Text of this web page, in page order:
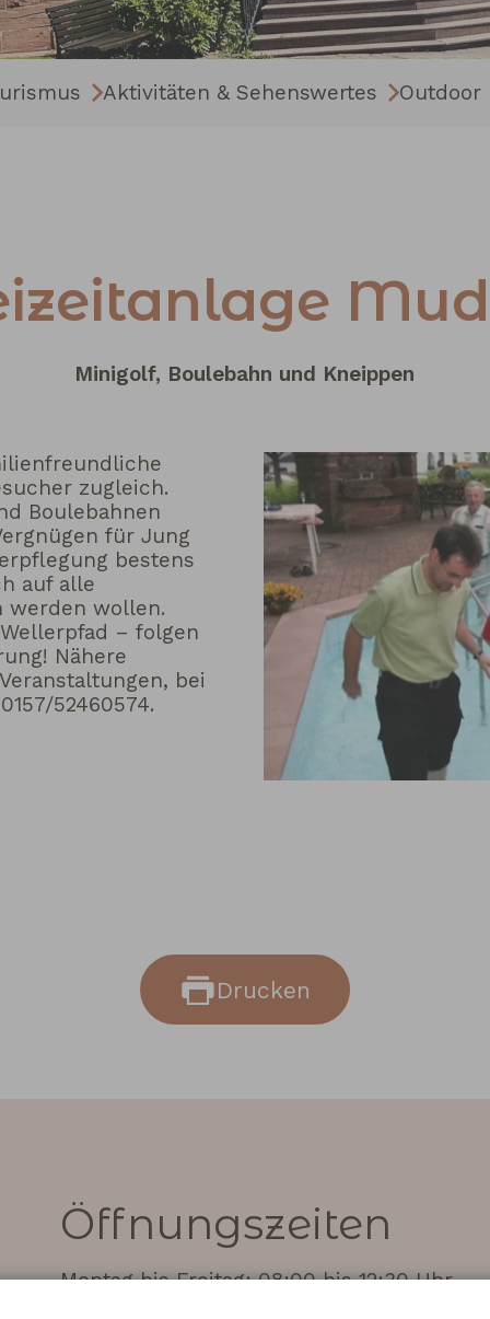
Aktivitäten & Sehenswertes Outdoor
Minigolf, Boulebahn und Kneippen
zugleich.
Boulebahnen
für Jung
bestens
auf alle
werden wollen.
– folgen
Nähere
bei
52460574.
Drucken
Öffnungszeiten
Montag bis Freitag: 08:00 bis 12:30 Uhr